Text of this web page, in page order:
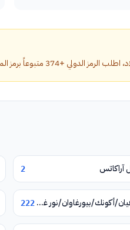
24973 ثم رقم الهاتف المحلي بدون الصفر الأول.
آراكاتس 2
أبوفيان/أكونك/بيورغاوان/نور غيوغ/فيرين بتغني 222